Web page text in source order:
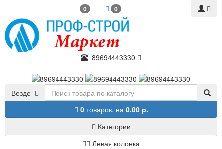
0 0
89694443330
Везде
0товаров, на 0.00 р.
Категории
Левая колонка